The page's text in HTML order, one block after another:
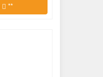
**